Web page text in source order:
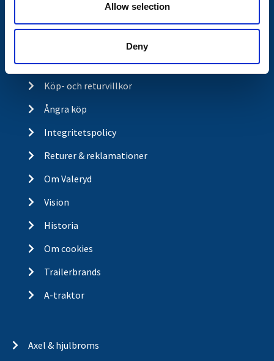
Allow selection
Deny
Kontakt
Köp- och returvillkor
Ångra köp
Integritetspolicy
Returer & reklamationer
Om Valeryd
Vision
Historia
Om cookies
Trailerbrands
A-traktor
Axel & hjulbroms